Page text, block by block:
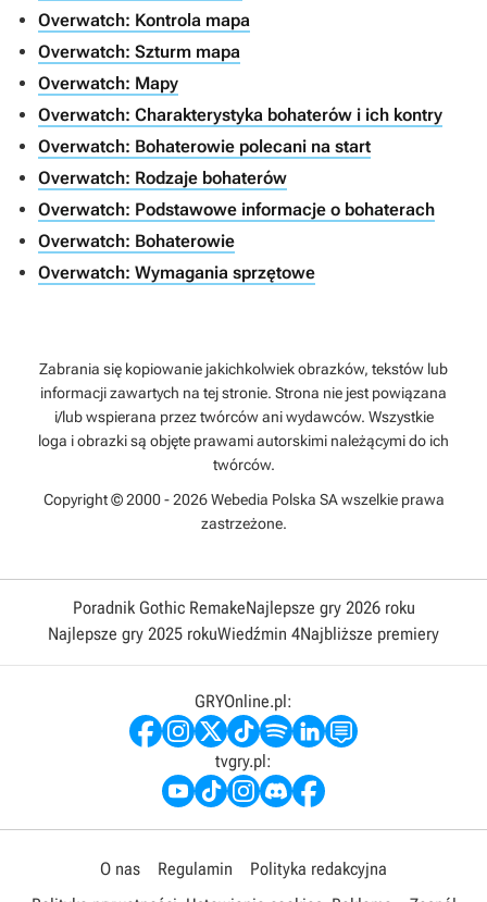
Overwatch: Kontrola mapa
Overwatch: Szturm mapa
Overwatch: Mapy
Overwatch: Charakterystyka bohaterów i ich kontry
Overwatch: Bohaterowie polecani na start
Overwatch: Rodzaje bohaterów
Overwatch: Podstawowe informacje o bohaterach
Overwatch: Bohaterowie
Overwatch: Wymagania sprzętowe
Zabrania się kopiowanie jakichkolwiek obrazków, tekstów lub
informacji zawartych na tej stronie. Strona nie jest powiązana
i/lub wspierana przez twórców ani wydawców. Wszystkie
loga i obrazki są objęte prawami autorskimi należącymi do ich
twórców.
Copyright © 2000 - 2026 Webedia Polska SA wszelkie prawa
zastrzeżone.
Poradnik Gothic RemakeNajlepsze gry 2026 roku
Najlepsze gry 2025 rokuWiedźmin 4Najbliższe premiery
GRYOnline.pl:
tvgry.pl:
O nas Regulamin
Polityka redakcyjna